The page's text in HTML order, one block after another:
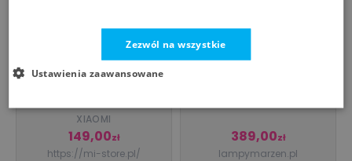
Xiaomi Mi Bedside
Lamp 2
XIAOMI
149,00zł
https://mi-store.pl/
389,00zł
lampymarzen.pl
Zezwól na wszystkie
Ustawienia zaawansowane